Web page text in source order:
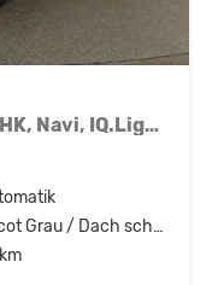
R-Line 1.5 TSI DSG R-LINE, AHK, Navi, IQ.Light, Kamera, ACC, Winter
Ascot Grau / Dach schwarz